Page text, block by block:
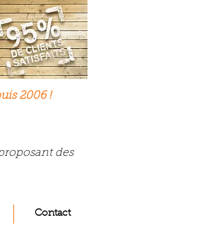
2006 !
des
Contact